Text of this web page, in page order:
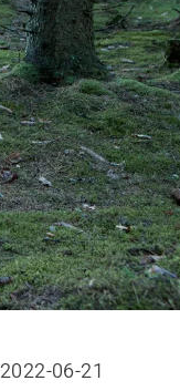
2022-06-21